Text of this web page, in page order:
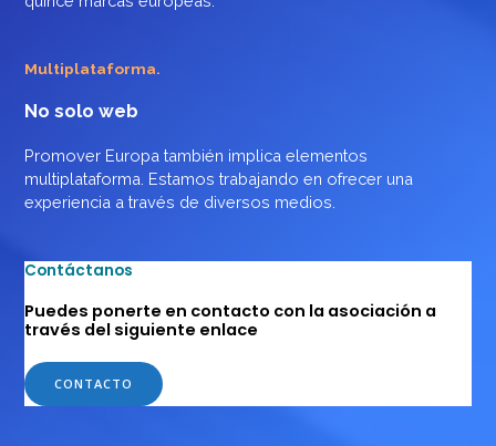
Multiplataforma.
No solo web
Promover Europa también implica elementos
multiplataforma. Estamos trabajando en ofrecer una
experiencia a través de diversos medios.
Contáctanos
Puedes ponerte en contacto con la asociación a
través del siguiente enlace
CONTACTO